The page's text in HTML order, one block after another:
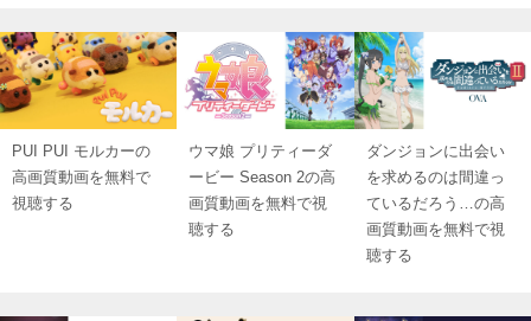
PUI PUI モルカーの
高画質動画を無料で
視聴する
ウマ娘 プリティーダ
ービー Season 2の高
画質動画を無料で視
聴する
ダンジョンに出会い
を求めるのは間違っ
ているだろう…の高
画質動画を無料で視
聴する